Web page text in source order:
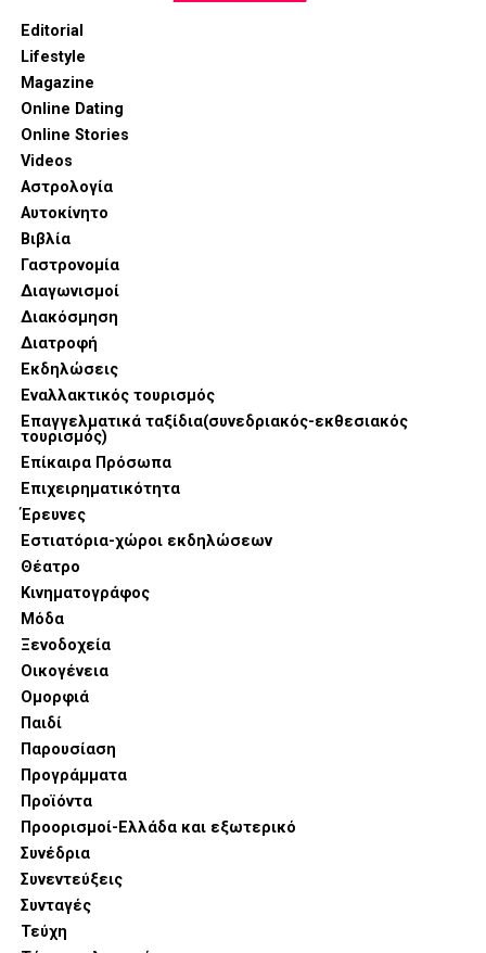
Στην αιχμή της παρουσίασης βρέθηκαν καινοτομίες που
συνδυάζουν την επαγγελματική απόδοση με την αισθητική
τελειότητα. Η σειρά SKS εντυπωσίασε με τον Compact
Oven 6-σε-1, μια συσκευή που συγκεντρώνει λειτουργίες
ψησίματος, air fryer και μαγειρέματος στον ατμό,
προσφέροντας τη μέγιστη ευελιξία στη γυναίκα που
διαθέτει περιορισμένο χρόνο αλλά υψηλές γαστρονομικές
απαιτήσεις.
Παράλληλα, η νέα σειρά LG Built-in φέρνει την Τεχνητή
Νοημοσύνη στην καρδιά του νοικοκυριού μέσω του
φούρνου Camera Oven με τεχνολογία AI Gourmet™, ο
Editorial
Lifestyle
Magazine
Online Dating
Online Stories
Videos
Αστρολογία
Αυτοκίνητο
Βιβλία
Γαστρονομία
Διαγωνισμοί
Διακόσμηση
Διατροφή
Εκδηλώσεις
Εναλλακτικός τουρισμός
Επαγγελματικά ταξίδια(συνεδριακός-εκθεσιακός
τουρισμός)
Επίκαιρα Πρόσωπα
Επιχειρηματικότητα
Έρευνες
Εστιατόρια-χώροι εκδηλώσεων
Θέατρο
Κινηματογράφος
Μόδα
Ξενοδοχεία
Οικογένεια
Ομορφιά
Παιδί
Παρουσίαση
Προγράμματα
Προϊόντα
Προορισμοί-Ελλάδα και εξωτερικό
Συνέδρια
Συνεντεύξεις
Συνταγές
Τεύχη